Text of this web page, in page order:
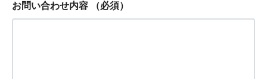
お問い合わせ内容 （必須）